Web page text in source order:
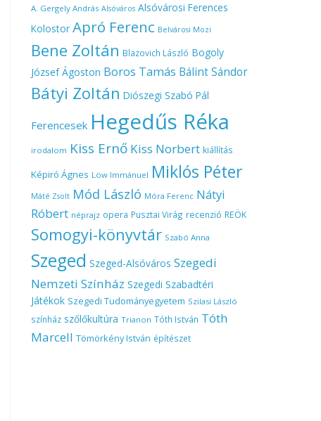
A. Gergely András Alsóváros Alsóvárosi Ferences
Kolostor Apró Ferenc Belvárosi Mozi
Bene Zoltán Blazovich László Bogoly
József Ágoston Boros Tamás Bálint Sándor
Bátyi Zoltán Diószegi Szabó Pál
Ferencesek Hegedűs Réka
irodalom Kiss Ernő Kiss Norbert kiállítás
Képiró Ágnes Löw Immánuel Miklós Péter
Máté Zsolt Mód László Móra Ferenc Nátyi
Róbert néprajz opera Pusztai Virág recenzió REÖK
Somogyi-könyvtár Szabó Anna
Szeged Szeged-Alsóváros Szegedi
Nemzeti Színház Szegedi Szabadtéri
Játékok Szegedi Tudományegyetem Szilasi László
színház szőlőkultúra Trianon Tóth István Tóth
Marcell Tömörkény István építészet